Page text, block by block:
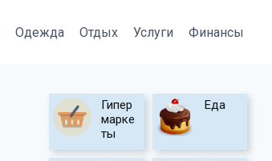
Одежда Отдых Услуги Финансы
Гипер
марке
ты
Еда